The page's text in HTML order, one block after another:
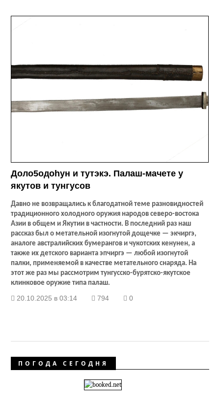
Доло5одоhун и тутэкэ. Палаш-мачете у
якутов и тунгусов
Давно не возвращались к благодатной теме разновидностей
традиционного холодного оружия народов северо-востока
Азии в общем и Якутии в частности. В последний раз наш
рассказ был о метательной изогнутой дощечке — экчиргэ,
аналоге австралийских бумерангов и чукотских кенунен, а
также их детского варианта эпчиргэ — любой изогнутой
палки, применяемой в качестве метательного снаряда. На
этот же раз мы рассмотрим тунгусско-бурятско-якутское
клинковое оружие типа палаш.
20.10.2025 в 03:14 794 0
ПОГОДА СЕГОДНЯ